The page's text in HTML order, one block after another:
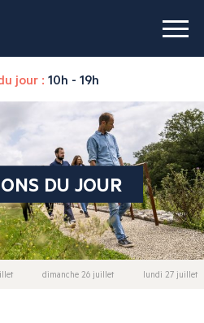
jour : 10h - 19h
DU JOUR
dimanche 26 juillet lundi 27 juillet